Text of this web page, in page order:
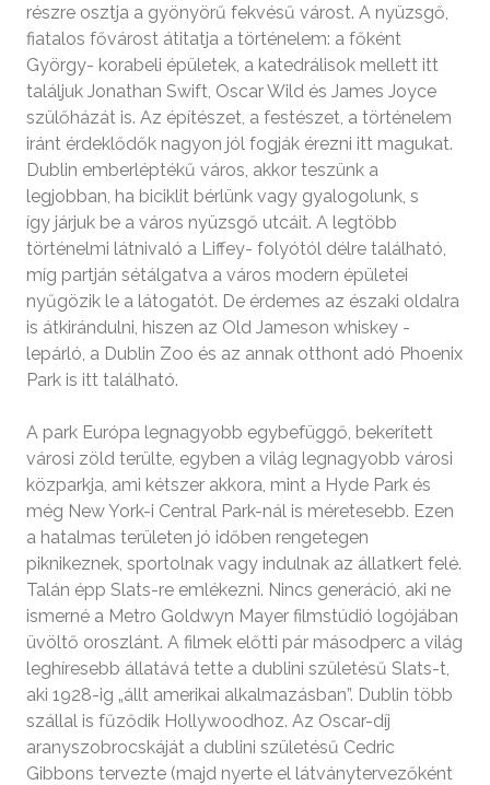
részre osztja a gyönyörű fekvésű várost. A nyüzsgő,
fiatalos fővárost átitatja a történelem: a főként
György- korabeli épületek, a katedrálisok mellett itt
találjuk Jonathan Swift, Oscar Wild és James Joyce
szülőházát is. Az építészet, a festészet, a történelem
iránt érdeklődők nagyon jól fogják érezni itt magukat.
Dublin emberléptékű város, akkor teszünk a
legjobban, ha biciklit bérlünk vagy gyalogolunk, s
így járjuk be a város nyüzsgő utcáit. A legtöbb
történelmi látnivaló a Liffey- folyótól délre található,
míg partján sétálgatva a város modern épületei
nyűgözik le a látogatót. De érdemes az északi oldalra
is átkirándulni, hiszen az Old Jameson whiskey -
lepárló, a Dublin Zoo és az annak otthont adó Phoenix
Park is itt található.
A park Európa legnagyobb egybefüggő, bekerített
városi zöld terülte, egyben a világ legnagyobb városi
közparkja, ami kétszer akkora, mint a Hyde Park és
még New York-i Central Park-nál is méretesebb. Ezen
a hatalmas területen jó időben rengetegen
piknikeznek, sportolnak vagy indulnak az állatkert felé.
Talán épp Slats-re emlékezni. Nincs generáció, aki ne
ismerné a Metro Goldwyn Mayer filmstúdió logójában
üvöltő oroszlánt. A filmek előtti pár másodperc a világ
leghíresebb állatává tette a dublini születésű Slats-t,
aki 1928-ig „állt amerikai alkalmazásban”. Dublin több
szállal is fűződik Hollywoodhoz. Az Oscar-díj
aranyszobrocskáját a dublini születésű Cedric
Gibbons tervezte (majd nyerte el látványtervezőként